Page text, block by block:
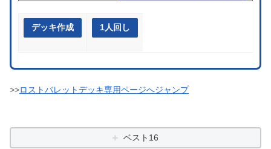
デッキ作成 1人回し
>>ロストバレットデッキ専用ページへジャンプ
ベスト16